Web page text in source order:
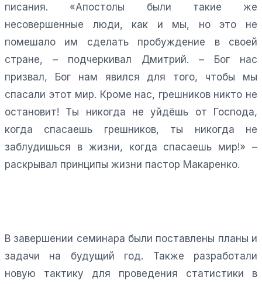
писания. «Апостолы были такие же
несовершенные люди, как и мы, но это не
помешало им сделать пробуждение в своей
стране, – подчеркивал Дмитрий. – Бог нас
призвал, Бог нам явился для того, чтобы мы
спасали этот мир. Кроме нас, грешников никто не
остановит! Ты никогда не уйдёшь от Господа,
когда спасаешь грешников, ты никогда не
заблудишься в жизни, когда спасаешь мир!» –
раскрывал принципы жизни пастор Макаренко.
В завершении семинара были поставлены планы и
задачи на будущий год. Также разработали
новую тактику для проведения статистики в